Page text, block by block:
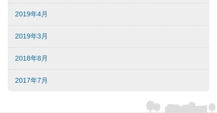
2019年4月
2019年3月
2018年8月
2017年7月